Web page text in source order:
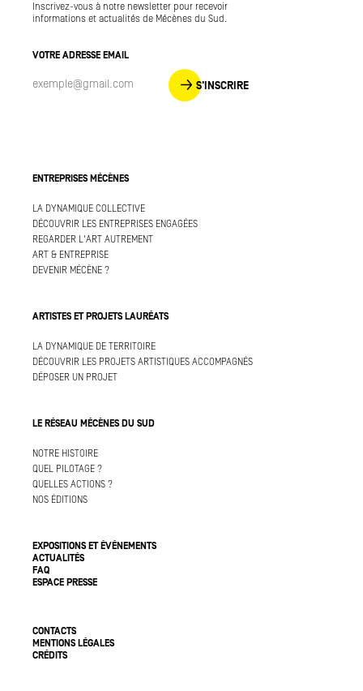
Inscrivez-vous à notre newsletter pour recevoir
informations et actualités de Mécènes du Sud.
VOTRE ADRESSE EMAIL
S'INSCRIRE
ENTREPRISES MÉCÈNES
LA DYNAMIQUE COLLECTIVE
DÉCOUVRIR LES ENTREPRISES ENGAGÉES
REGARDER L'ART AUTREMENT
ART & ENTREPRISE
DEVENIR MÉCÈNE ?
ARTISTES ET PROJETS LAURÉATS
LA DYNAMIQUE DE TERRITOIRE
DÉCOUVRIR LES PROJETS ARTISTIQUES ACCOMPAGNÉS
DÉPOSER UN PROJET
LE RÉSEAU MÉCÈNES DU SUD
NOTRE HISTOIRE
QUEL PILOTAGE ?
QUELLES ACTIONS ?
NOS ÉDITIONS
EXPOSITIONS ET ÉVÉNEMENTS
ACTUALITÉS
FAQ
ESPACE PRESSE
CONTACTS
MENTIONS LÉGALES
CRÉDITS